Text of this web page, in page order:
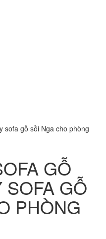
sofa gỗ sồi Nga cho phòng
GỖ
SOFA GỖ
PHÒNG